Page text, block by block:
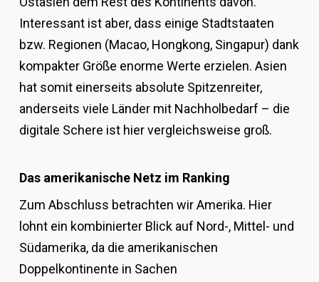
Interessant ist aber, dass einige Stadtstaaten
bzw. Regionen (Macao, Hongkong, Singapur) dank
kompakter Größe enorme Werte erzielen. Asien
hat somit einerseits absolute Spitzenreiter,
anderseits viele Länder mit Nachholbedarf – die
digitale Schere ist hier vergleichsweise groß.
Das amerikanische Netz im Ranking
Zum Abschluss betrachten wir Amerika. Hier
lohnt ein kombinierter Blick auf Nord-, Mittel- und
Südamerika, da die amerikanischen
Doppelkontinente in Sachen